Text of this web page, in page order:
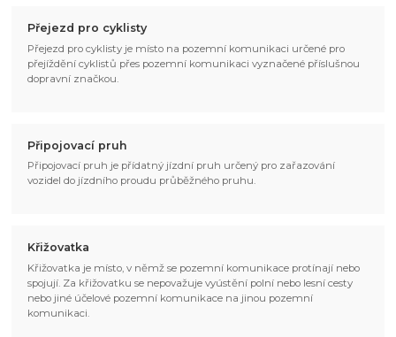
Přejezd pro cyklisty
Přejezd pro cyklisty je místo na pozemní komunikaci určené pro
přejíždění cyklistů přes pozemní komunikaci vyznačené příslušnou
dopravní značkou.
Připojovací pruh
Připojovací pruh je přídatný jízdní pruh určený pro zařazování
vozidel do jízdního proudu průběžného pruhu.
Křižovatka
Křižovatka je místo, v němž se pozemní komunikace protínají nebo
spojují. Za křižovatku se nepovažuje vyústění polní nebo lesní cesty
nebo jiné účelové pozemní komunikace na jinou pozemní
komunikaci.